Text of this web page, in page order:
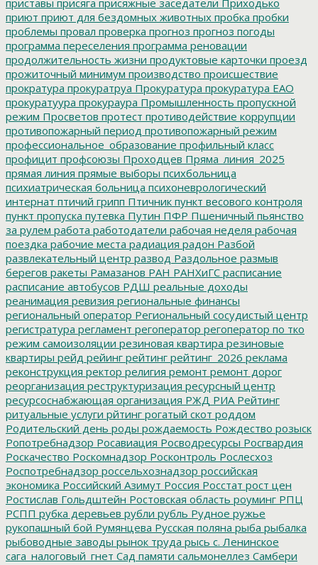
приют приют для бездомных животных пробка пробки
проблемы провал проверка прогноз прогноз погоды
программа переселения программа реновации
продолжительность жизни продуктовые карточки проезд
прожиточный минимум производство происшествие
прократура прокуратруа Прокуратура прокуратура ЕАО
прокуратуура прокураура Промышленность пропускной
режим Просветов протест противодействие коррупции
противопожарный период противопожарный режим
профессиональное_образование профильный класс
профицит профсоюзы Проходцев Пряма_линия_2025
прямая линия прямые выборы психбольница
психиатрическая больница психоневрологический
интернат птичий грипп Птичник пункт весового контроля
пункт пропуска путевка Путин ПФР Пшеничный пьянство
за рулем работа работодатели рабочая неделя рабочая
поездка рабочие места радиация радон Разбой
развлекательный центр развод Раздольное размыв
берегов ракеты Рамазанов РАН РАНХиГС расписание
расписание автобусов РДШ реальные доходы
реанимация ревизия региональные финансы
региональный оператор Региональный сосудистый центр
регистратура регламент регоператор регоператор по тко
режим самоизоляции резиновая квартира резиновые
квартиры рейд рейинг рейтинг рейтинг_2026 реклама
реконструкция ректор религия ремонт ремонт дорог
реорганизация реструктуризация ресурсный центр
ресурсоснабжающая организация РЖД РИА Рейтинг
ритуальные услуги рйтинг рогатый скот роддом
Родительский день роды рождаемость Рождество розыск
Ропотребнадзор Росавиация Росводресурсы Росгвардия
Роскачество Роскомнадзор Росконтроль Рослесхоз
Роспотребнадзор россельхознадзор российская
экономика Российский Азимут Россия Росстат рост цен
Ростислав Гольдштейн Ростовская область роуминг РПЦ
РСПП рубка деревьев рубли рубль Рудное ружье
рукопашный бой Румянцева Русская поляна рыба рыбалка
рыбоводные заводы рынок труда рысь с. Ленинское
сага_налоговый_гнет Сад памяти сальмонеллез Самбери